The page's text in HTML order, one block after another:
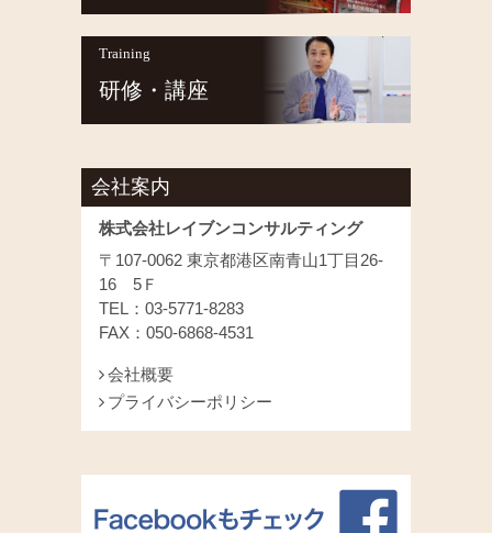
Training
研修・講座
会社案内
株式会社レイブンコンサルティング
〒107-0062 東京都港区南青山1丁目26-
16 5Ｆ
TEL：03-5771-8283
FAX：050-6868-4531
会社概要
プライバシーポリシー